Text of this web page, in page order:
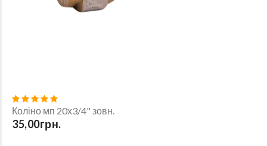
Коліно мп 20х3/4" зовн.
35,00грн.